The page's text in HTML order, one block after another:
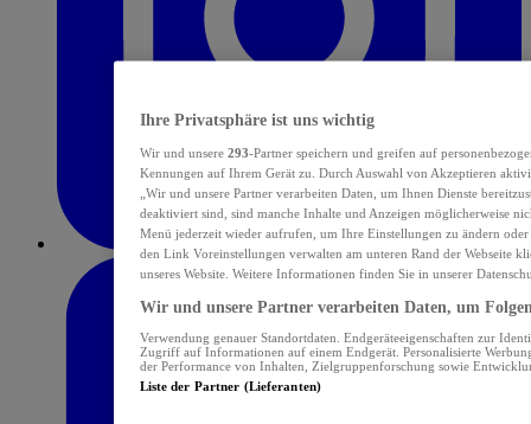
Ihre Privatsphäre ist uns wichtig
Wir und unsere 293-Partner speichern und greifen auf
Kennungen auf Ihrem Gerät zu. Durch Auswahl von Akzeptieren
„Wir und unsere Partner verarbeiten Daten, um Ihnen Dienste
deaktiviert sind, sind manche Inhalte und Anzeigen möglicherweise
Menü jederzeit wieder aufrufen, um Ihre Einstellungen zu ändern
den Link Voreinstellungen verwalten am unteren Rand der Webseite
unseres Website. Weitere Informationen finden Sie in unserer
Wir und unsere Partner verarbeiten Daten, um
Verwendung genauer Standortdaten. Endgeräteeigenschaften zur
Zugriff auf Informationen auf einem Endgerät. Personalisierte
der Performance von Inhalten, Zielgruppenforschung sowie
Liste der Partner (Lieferanten)